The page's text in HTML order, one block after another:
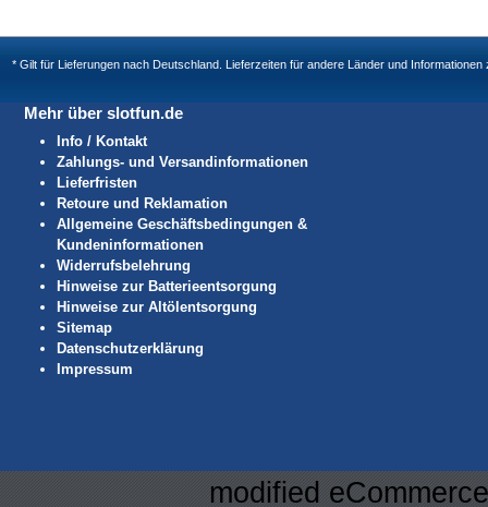
* Gilt für Lieferungen nach Deutschland. Lieferzeiten für andere Länder und
Mehr über slotfun.de
Info / Kontakt
Zahlungs- und Versandinformationen
Lieferfristen
Retoure und Reklamation
Allgemeine Geschäftsbedingungen &
Kundeninformationen
Widerrufsbelehrung
Hinweise zur Batterieentsorgung
Hinweise zur Altölentsorgung
Sitemap
Datenschutzerklärung
Impressum
modified